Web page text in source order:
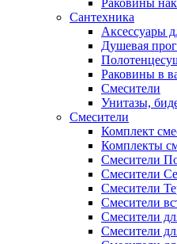
Раковины
Сантехника
Аксессуары
Душевая
Раковины в
Смесители
Унитазы,
Смесители
Комплект
Комплекты
Смесители
Смесители
Смесители
Смесители
Смесители
Смесители